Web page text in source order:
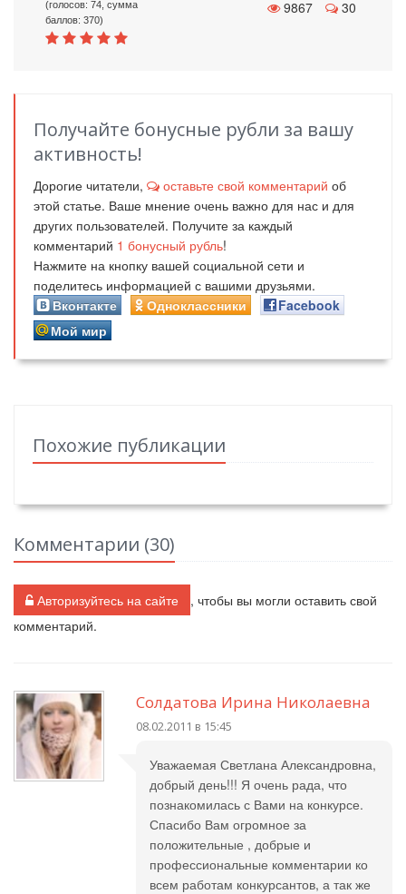
(голосов: 74, сумма
баллов: 370)
9867 30
Получайте бонусные рубли за вашу
активность!
Дорогие читатели, оставьте свой комментарий об
этой статье. Ваше мнение очень важно для нас и для
других пользователей. Получите за каждый
комментарий 1 бонусный рубль!
Нажмите на кнопку вашей социальной сети и
поделитесь информацией с вашими друзьями.
Вконтакте
Одноклассники
Facebook
Мой мир
Похожие публикации
Комментарии (30)
Авторизуйтесь на сайте
, чтобы вы могли оставить свой
комментарий.
Солдатова Ирина Николаевна
08.02.2011 в 15:45
Уважаемая Светлана Александровна,
добрый день!!! Я очень рада, что
познакомилась с Вами на конкурсе.
Спасибо Вам огромное за
положительные , добрые и
профессиональные комментарии ко
всем работам конкурсантов, а так же